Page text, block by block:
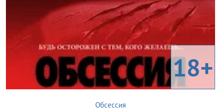
18+
Обсессия